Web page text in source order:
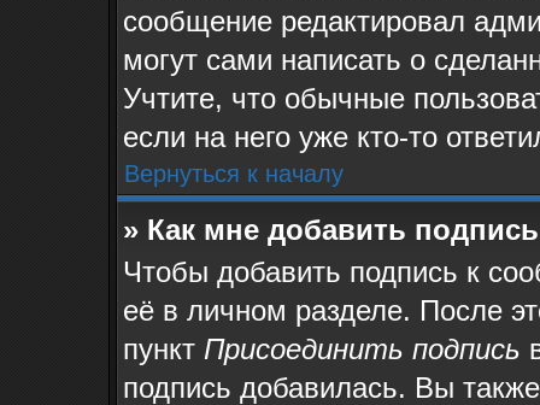
сообщение редактировал
могут сами написать о
Учтите, что обычные
если на него уже кто-то
Вернуться к началу
» Как мне добавить
Чтобы добавить подпись к
её в личном разделе. После
пункт Присоединить подпись
подпись добавилась. Вы